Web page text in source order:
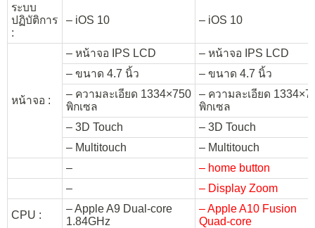
ระบบ
ปฏิบัติการ
:
– iOS 10 – iOS 10
หน้าจอ :
– หน้าจอ IPS LCD
– หน้าจอ IPS LCD
– ขนาด 4.7 นิ้ว
– ขนาด 4.7 นิ้ว
– ความละเอียด 1334×750
พิกเซล
– ความละเอียด
พิกเซล
– 3D Touch
– 3D Touch
– Multitouch
– Multitouch
–
– home button
–
– Display Zoom
CPU :
– Apple A9 Dual-core
1.84GHz
– Apple A10 Fusion
Quad-core